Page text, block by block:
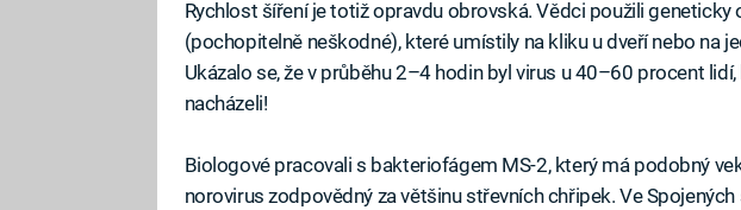
Rychlost šíření je totiž opravdu obrovská. Vědci použili geneticky
(pochopitelně neškodné), které umístily na kliku u dveří nebo na
Ukázalo se, že v průběhu 2–4 hodin byl virus u 40–60 procent
nacházeli!
Biologové pracovali s bakteriofágem MS-2, který má podobný
norovirus zodpovědný za většinu střevních chřipek. Ve